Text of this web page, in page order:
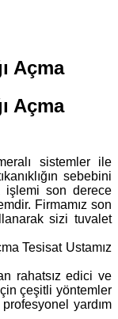
Açma
Açma
sistemler ile
sebebini
işlemi son derece
Firmamız son
sizi tuvalet
Tesisat Ustamız
rahatsız edici ve
çeşitli yöntemler
yardım